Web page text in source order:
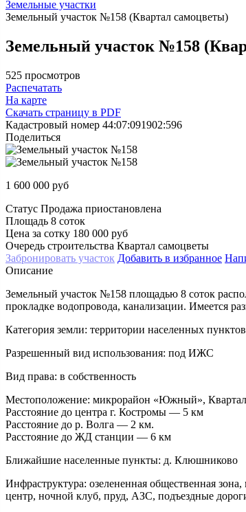
Земельные участки
Земельный участок №158 (Квартал самоцветы)
Земельный участок №158
525 просмотров
Распечатать
На карте
Скачать страницу в PDF
Кадастровый номер 44:07:091902:596
Поделиться
1 600 000 руб
Статус Продажа приостановлена
Площадь 8 соток
Цена за сотку 180 000 руб
Очередь строительства Квартал самоцветы
Забронировать участок Добавить в избранное
Описание
Земельный участок №158 площадью 8 соток
прокладке водопровода, канализации. Имеется
Категория земли: территории населенных пунктов
Разрешенный вид использования: под ИЖС
Вид права: в собственность
Местоположение: микрорайон «Южный»,
Расстояние до центра г. Костромы — 5 км
Расстояние до р. Волга — 2 км.
Расстояние до ЖД станции — 6 км
Ближайшие населенные пункты: д. Клюшниково
Инфраструктура: озелененная общественная
центр, ночной клуб, пруд, АЗС, подъездные